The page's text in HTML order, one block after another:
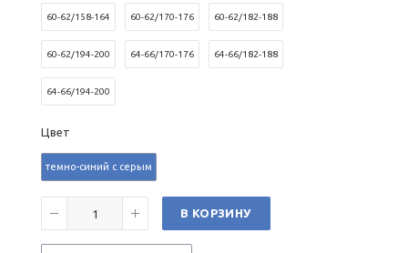
60-62/158-164 60-62/170-176 60-62/182-188
60-62/194-200 64-66/170-176 64-66/182-188
64-66/194-200
Цвет
темно-синий с серым
В КОРЗИНУ